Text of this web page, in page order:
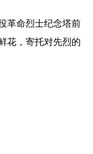
海 宁夏
龙江
命烈士纪念塔前
花，寄托对先烈的